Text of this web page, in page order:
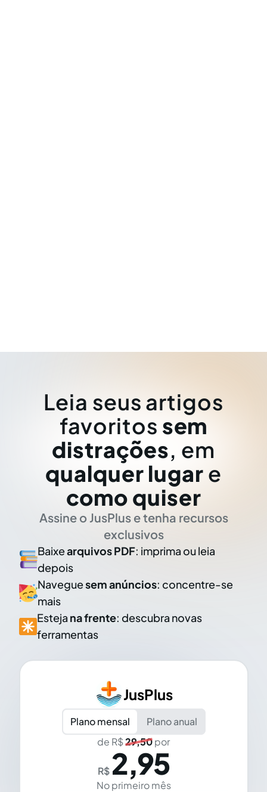
Leia seus artigos
favoritos sem
distrações, em
qualquer lugar e
como quiser
Assine o JusPlus e tenha recursos
exclusivos
Baixearquivos PDF: imprima ou leia
depois
Naveguesem anúncios: concentre-se
mais
Esteja na frente: descubra novas
ferramentas
JusPlus
Plano mensal
Plano anual
de R$29,50por
R$ 2,95
No primeiro mês